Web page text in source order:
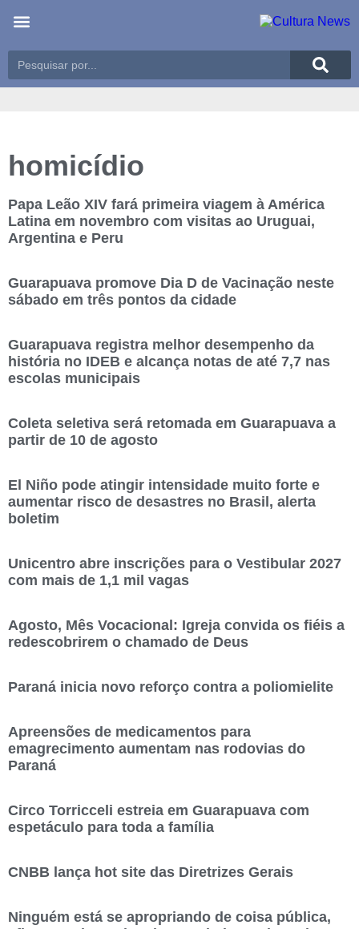
homicídio
Papa Leão XIV fará primeira viagem à América
Latina em novembro com visitas ao Uruguai,
Argentina e Peru
Guarapuava promove Dia D de Vacinação neste
sábado em três pontos da cidade
Guarapuava registra melhor desempenho da
história no IDEB e alcança notas de até 7,7 nas
escolas municipais
Coleta seletiva será retomada em Guarapuava a
partir de 10 de agosto
El Niño pode atingir intensidade muito forte e
aumentar risco de desastres no Brasil, alerta
boletim
Unicentro abre inscrições para o Vestibular 2027
com mais de 1,1 mil vagas
Agosto, Mês Vocacional: Igreja convida os fiéis a
redescobrirem o chamado de Deus
Paraná inicia novo reforço contra a poliomielite
Apreensões de medicamentos para
emagrecimento aumentam nas rodovias do
Paraná
Circo Torricceli estreia em Guarapuava com
espetáculo para toda a família
CNBB lança hot site das Diretrizes Gerais
Ninguém está se apropriando de coisa pública,